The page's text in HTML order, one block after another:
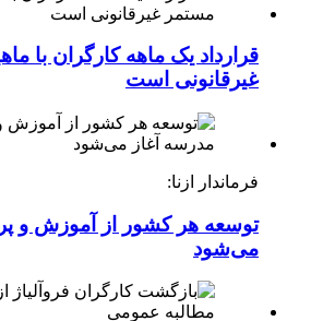
قرارداد یک ماهه کارگران با
غیرقانونی است
فرماندار ازنا:
توسعه هر کشور از آموزش و
می‌شود